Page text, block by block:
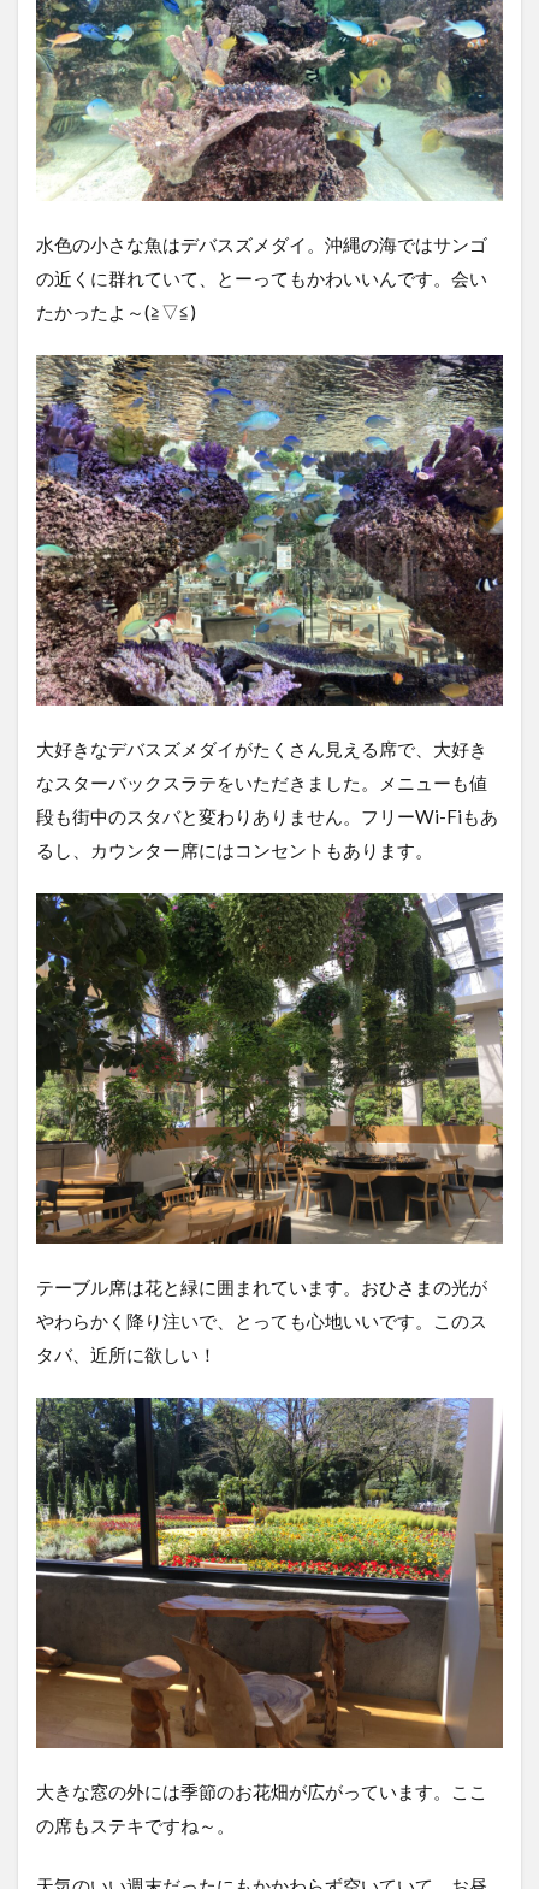
水色の小さな魚はデバスズメダイ。沖縄の海ではサンゴ
の近くに群れていて、とーってもかわいいんです。会い
たかったよ～(≧▽≦)
大好きなデバスズメダイがたくさん見える席で、大好き
なスターバックスラテをいただきました。メニューも値
段も街中のスタバと変わりありません。フリーWi-Fiもあ
るし、カウンター席にはコンセントもあります。
テーブル席は花と緑に囲まれています。おひさまの光が
やわらかく降り注いで、とっても心地いいです。このス
タバ、近所に欲しい！
大きな窓の外には季節のお花畑が広がっています。ここ
の席もステキですね～。